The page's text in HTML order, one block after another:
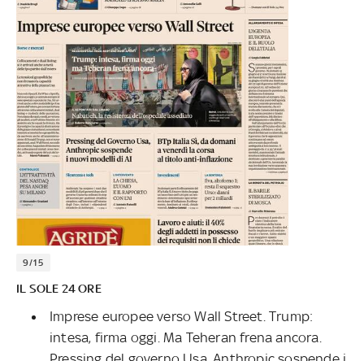
9/15
IL SOLE 24 ORE
Imprese europee verso Wall Street. Trump:
intesa, firma oggi. Ma Teheran frena ancora.